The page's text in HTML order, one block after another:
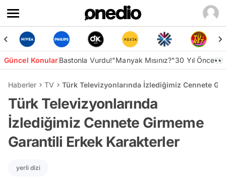
Güncel KonularBastonla Vurdu!"Manyak Mısınız?"30 Yıl Önce👀
Haberler TV Türk Televizyonlarında İzlediğimiz Cennete
Türk Televizyonlarında
İzlediğimiz Cennete Girmeme
Garantili Erkek Karakterler
yerli dizi